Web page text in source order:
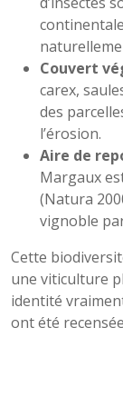
Couvert
carex,
des
l’érosion.
Aire de
Margaux
(Natura
vignoble
Cette
une viticulture
identité
ont été